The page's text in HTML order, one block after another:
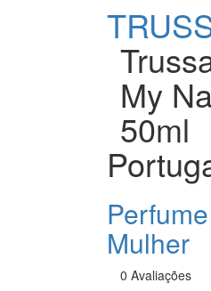
My
50ml
Mulher
0 Avaliações